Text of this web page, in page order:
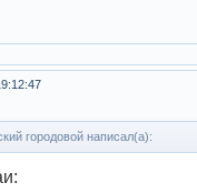
городовой написал(а):